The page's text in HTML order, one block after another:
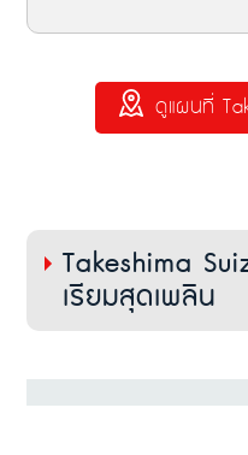
ดูแผนที่
Takeshima
เรียมสุดเพลิน